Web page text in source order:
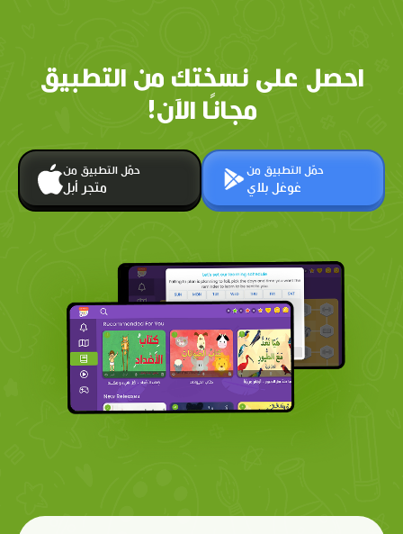
احصل على نسختك من التطبيق
مجانًا الآن!
حمّل التطبيق من
متجر أبل
حمّل التطبيق من
غوغل بلاي